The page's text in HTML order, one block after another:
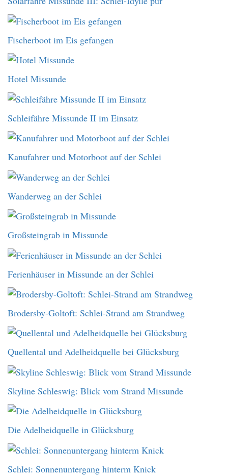
Fischerboot im Eis gefangen
Hotel Missunde
Schleifähre Missunde II im Einsatz
Kanufahrer und Motorboot auf der Schlei
Wanderweg an der Schlei
Großsteingrab in Missunde
Ferienhäuser in Missunde an der Schlei
Brodersby-Goltoft: Schlei-Strand am Strandweg
Quellental und Adelheidquelle bei Glücksburg
Skyline Schleswig: Blick vom Strand Missunde
Die Adelheidquelle in Glücksburg
Schlei: Sonnenuntergang hinterm Knick